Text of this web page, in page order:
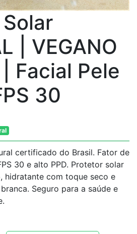
| VEGANO
| Facial Pele
30
certificado do Brasil. Fator de
30 e alto PPD. Protetor solar
hidratante com toque seco e
Seguro para a saúde e